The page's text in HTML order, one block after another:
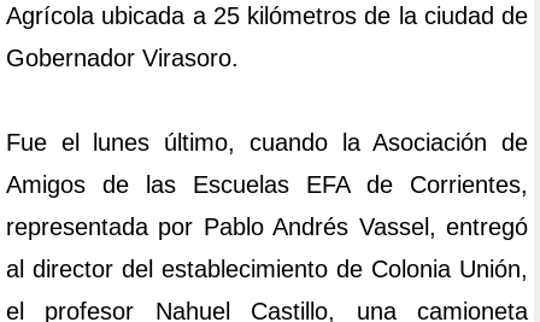
Agrícola ubicada a 25 kilómetros de la ciudad de
Gobernador Virasoro.
Fue el lunes último, cuando la Asociación de
Amigos de las Escuelas EFA de Corrientes,
representada por Pablo Andrés Vassel, entregó
al director del establecimiento de Colonia Unión,
el profesor Nahuel Castillo, una camioneta